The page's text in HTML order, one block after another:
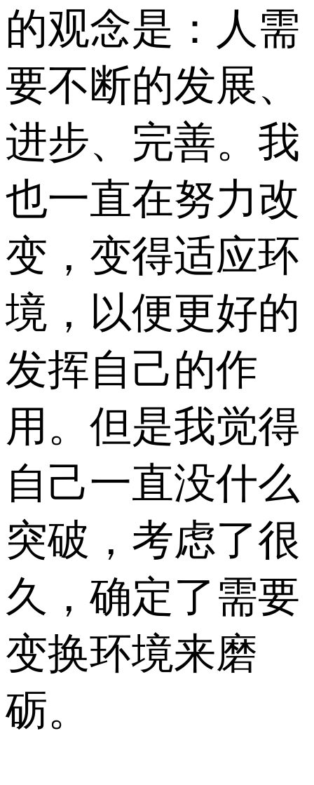
的观念是：人需
要不断的发展、
进步、完善。我
也一直在努力改
变，变得适应环
境，以便更好的
发挥自己的作
用。但是我觉得
自己一直没什么
突破，考虑了很
久，确定了需要
变换环境来磨
砺。